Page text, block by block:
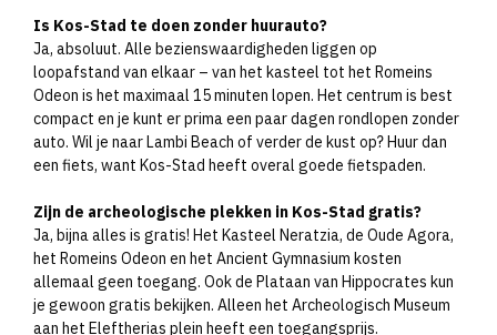
Is Kos-Stad te doen zonder huurauto?
Ja, absoluut. Alle bezienswaardigheden liggen op
loopafstand van elkaar – van het kasteel tot het Romeins
Odeon is het maximaal 15 minuten lopen. Het centrum is best
compact en je kunt er prima een paar dagen rondlopen zonder
auto. Wil je naar Lambi Beach of verder de kust op? Huur dan
een fiets, want Kos-Stad heeft overal goede fietspaden.
Zijn de archeologische plekken in Kos-Stad gratis?
Ja, bijna alles is gratis! Het Kasteel Neratzia, de Oude Agora,
het Romeins Odeon en het Ancient Gymnasium kosten
allemaal geen toegang. Ook de Plataan van Hippocrates kun
je gewoon gratis bekijken. Alleen het Archeologisch Museum
aan het Eleftherias plein heeft een toegangsprijs.